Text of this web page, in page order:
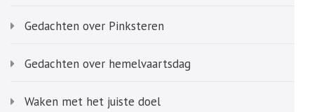
Gedachten over Pinksteren
Gedachten over hemelvaartsdag
Waken met het juiste doel